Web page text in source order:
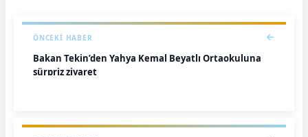
ÖNCEKI HABER
Bakan Tekin’den Yahya Kemal Beyatlı Ortaokuluna
sürpriz ziyaret